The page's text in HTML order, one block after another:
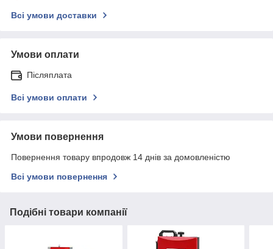
Всі умови доставки
Умови оплати
Післяплата
Всі умови оплати
Умови повернення
Повернення товару впродовж 14 днів за домовленістю
Всі умови повернення
Подібні товари компанії